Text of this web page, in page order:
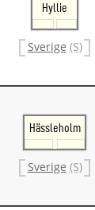
Hyllie
Sverige (S)
Hässleholm
Sverige (S)